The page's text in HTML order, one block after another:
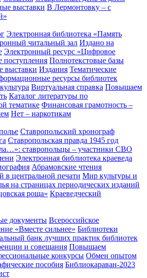
выставки В Лермонтовку – с
Электронная библиотека «Память
читальный зал Издано на
Электронный ресурс «Цифровое
поступления Полнотекстовые базы
выставки Издания Тематические
ресурсы библиотек
Виртуальная справка Повышаем
Каталог литературы по
тематике Финансовая грамотность –
Нет – наркотикам
Ставропольский хронограф
Ставропольская правда 1945 год
ставропольцы – участники СВО
Электронная библиотека краеведа
Абрамовские чтения
в центральной печати Мир культуры и
на страницах периодических изданий
роща» Краеведческий
документы Всероссийское
«Вместе сильнее» Библиотеки
банк лучших практик библиотек
и совещания Повышаем
конкурсы Обмен опытом
пособия Библиокараван-2023